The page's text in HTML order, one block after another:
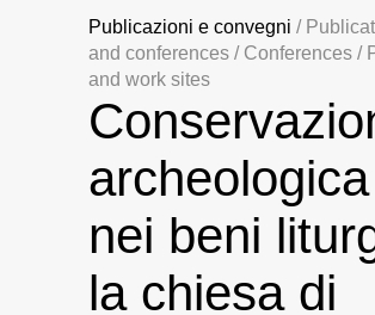
Publicazioni e convegni /
and conferences / Conferences /
and work sites
archeologica
nei beni
la chiesa di